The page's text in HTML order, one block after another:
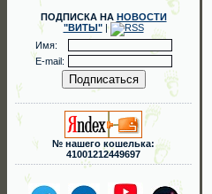
ПОДПИСКА НА НОВОСТИ
"ВИТЫ"|
Имя:
E-mail:
№ нашего кошелька:
41001212449697